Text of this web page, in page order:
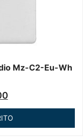
Mz-C2-Eu-Wh